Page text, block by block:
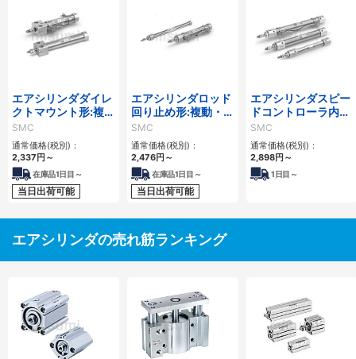
エアシリンダダイレ
クトマウント形:複
動・片ロッド/CJ2R
シリーズ
SMC
通常価格(税別)：
2,337円～
在庫品1日目～
当日出荷可能
エアシリンダロッド
回り止め形:複動・片
ロッド/CJ2Kシリー
ズ
SMC
通常価格(税別)：
2,476円～
在庫品1日目～
当日出荷可能
エアシリンダスピー
ドコントローラ内蔵
形:複動・片ロッ
ド/CJ2Zシリーズ
SMC
通常価格(税別)：
2,898円～
1日目～
エアシリンダの売れ筋ランキング